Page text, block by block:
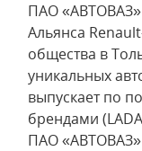
ПАО
Альянса
общества в
уникальных
выпускает по
брендами
ПАО «АВТОВАЗ»